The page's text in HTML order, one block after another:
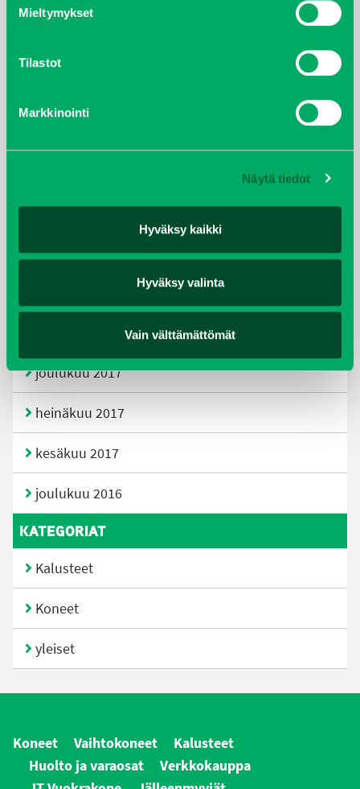
Mieltymykset
Tilastot
Markkinointi
Näytä tiedot
Hyväksy kaikki
Hyväksy valinta
Vain välttämättömät
lokakuu 2021
huhtikuu 2019
helmikuu 2019
tammikuu 2018
joulukuu 2017
heinäkuu 2017
kesäkuu 2017
joulukuu 2016
KATEGORIAT
Kalusteet
Koneet
yleiset
Koneet Vaihtokoneet
Kalusteet
Huolto ja varaosat
Verkkokauppa